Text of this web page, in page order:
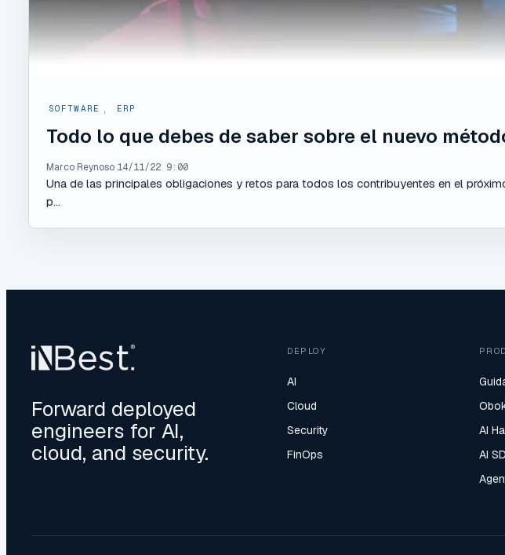
SOFTWARE ERP
Todo lo que debes de saber sobre el nuevo
Marco Reynoso 14/11/22 9:00
Una de las principales obligaciones y retos para todos los contribuyentes en el
p...
Forward deployed
engineers for AI,
cloud, and security.
DEPLOY
AI
Cloud
Security
FinOps
AI
AI